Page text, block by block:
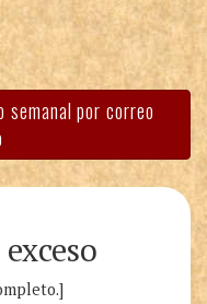
por correo